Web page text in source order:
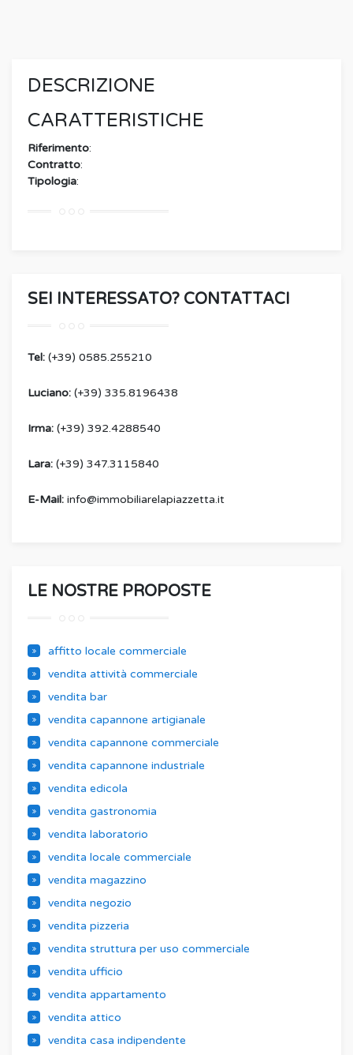
DESCRIZIONE
CARATTERISTICHE
Riferimento:
Contratto:
Tipologia:
SEI INTERESSATO? CONTATTACI
Tel: (+39) 0585.255210
Luciano: (+39) 335.8196438
Irma: (+39) 392.4288540
Lara: (+39) 347.3115840
E-Mail: info@immobiliarelapiazzetta.it
LE NOSTRE PROPOSTE
affitto locale commerciale
vendita attività commerciale
vendita bar
vendita capannone artigianale
vendita capannone commerciale
vendita capannone industriale
vendita edicola
vendita gastronomia
vendita laboratorio
vendita locale commerciale
vendita magazzino
vendita negozio
vendita pizzeria
vendita struttura per uso commerciale
vendita ufficio
vendita appartamento
vendita attico
vendita casa indipendente